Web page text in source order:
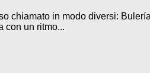
chiamato in modo diversi:
con un ritmo...